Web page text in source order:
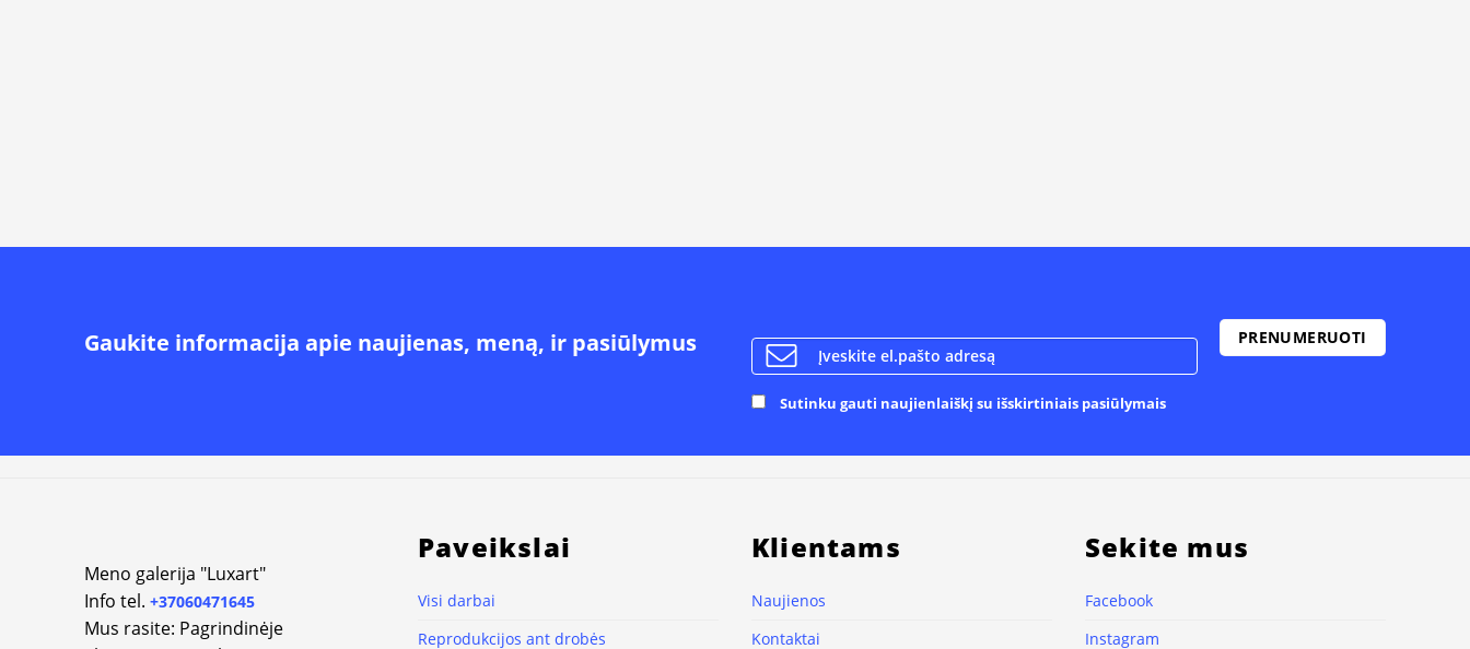
Gaukite informacija apie naujienas, meną, ir pasiūlymus
Sutinku gauti naujienlaiškį su išskirtiniais pasiūlymais
Meno galerija "Luxart"
Info tel. +37060471645
Mus rasite: Pagrindinėje
Paveikslai
Visi darbai
Reprodukcijos ant drobės
Klientams
Naujienos
Kontaktai
Sekite mus
Facebook
Instagram